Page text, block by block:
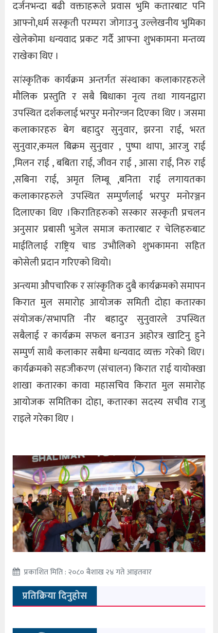
दर्जनभन्दा बढी वक्ताहरूले प्रवास भुमि कतारबाट पनि
आफ्नो,धर्म सस्कृती परम्परा जोगाउनु उल्लेखनीय भुमिका
खेलेकोमा धन्यवाद प्रकट गर्दै आफ्ना शुभकामना मन्तव्य
राखेका थिए ।
सांस्कृतिक कार्यक्रम अन्तर्गत संस्थाका कलाकारहरुले
मौलिक प्रस्तुति र सबै बिधाका नृत्य तथा गायनद्वारा
उपस्थित दर्शकलाई भरपुर मनोरन्जन दिएका थिए । जसमा
कलाकारहरु बेग बहादुर सुनुवार, झरना राई, भरत
सुनुवार,कमल बिक्रम सुनुवार , पुष्पा थापा, आरजु राई
,मिलन राई , बबिता राई, जीवन राई , आसा राई, निरु राई
,सबिना राई, अमृत लिम्बू ,बनिता राई लगायतका
कलाकारहरुले उपस्थित सम्पुर्णलाई भरपुर मनोरञ्जन
दिलाएका थिए ।किरातिहरुको सस्कार सस्कृती प्रचलन
अनुसार प्रबासी भुजेल समाज कतारबाट र चेलिहरुबाट
माईतिलाई राष्ट्रिय चाड उभौलिको शुभकामना सहित
कोसेली प्रदान गरिएको थियो।
अन्त्यमा औपचारिक र सांस्कृतिक दुबै कार्यक्रमको समापन
किरात मुल समारोह आयोजक समिती दोहा कतारका
संयोजक/सभापति नीर बहादुर सुनुवारले उपस्थित
सबैलाई र कार्यक्रम सफल बनाउन अहोरत्र खाटिनु हुने
सम्पुर्ण साथै कलाकार सबैमा धन्यवाद व्यक्त गरेको थिए।
कार्यक्रमको सहजीकरण (संचालन) किरात राई यायोक्खा
शाखा कतारका कावा महासचिव किरात मुल समारोह
आयोजक समितिका दोहा, कतारका सदस्य सचीव राजु
राइले गरेका थिए ।
प्रकाशित मिति : २०८० बैशाख २४ गते आइतवार
प्रतिक्रिया दिनुहोस